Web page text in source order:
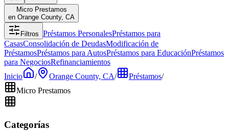
Micro Prestamos
en Orange County, CA
Filtros Préstamos PersonalesPréstamos para
CasasConsolidación de DeudasModificación de
PréstamosPréstamos para AutosPréstamos para EducaciónPréstamos
para NegociosRefinanciamientos
Inicio
/ Orange County, CA/ Préstamos/
Micro Prestamos
Categorías